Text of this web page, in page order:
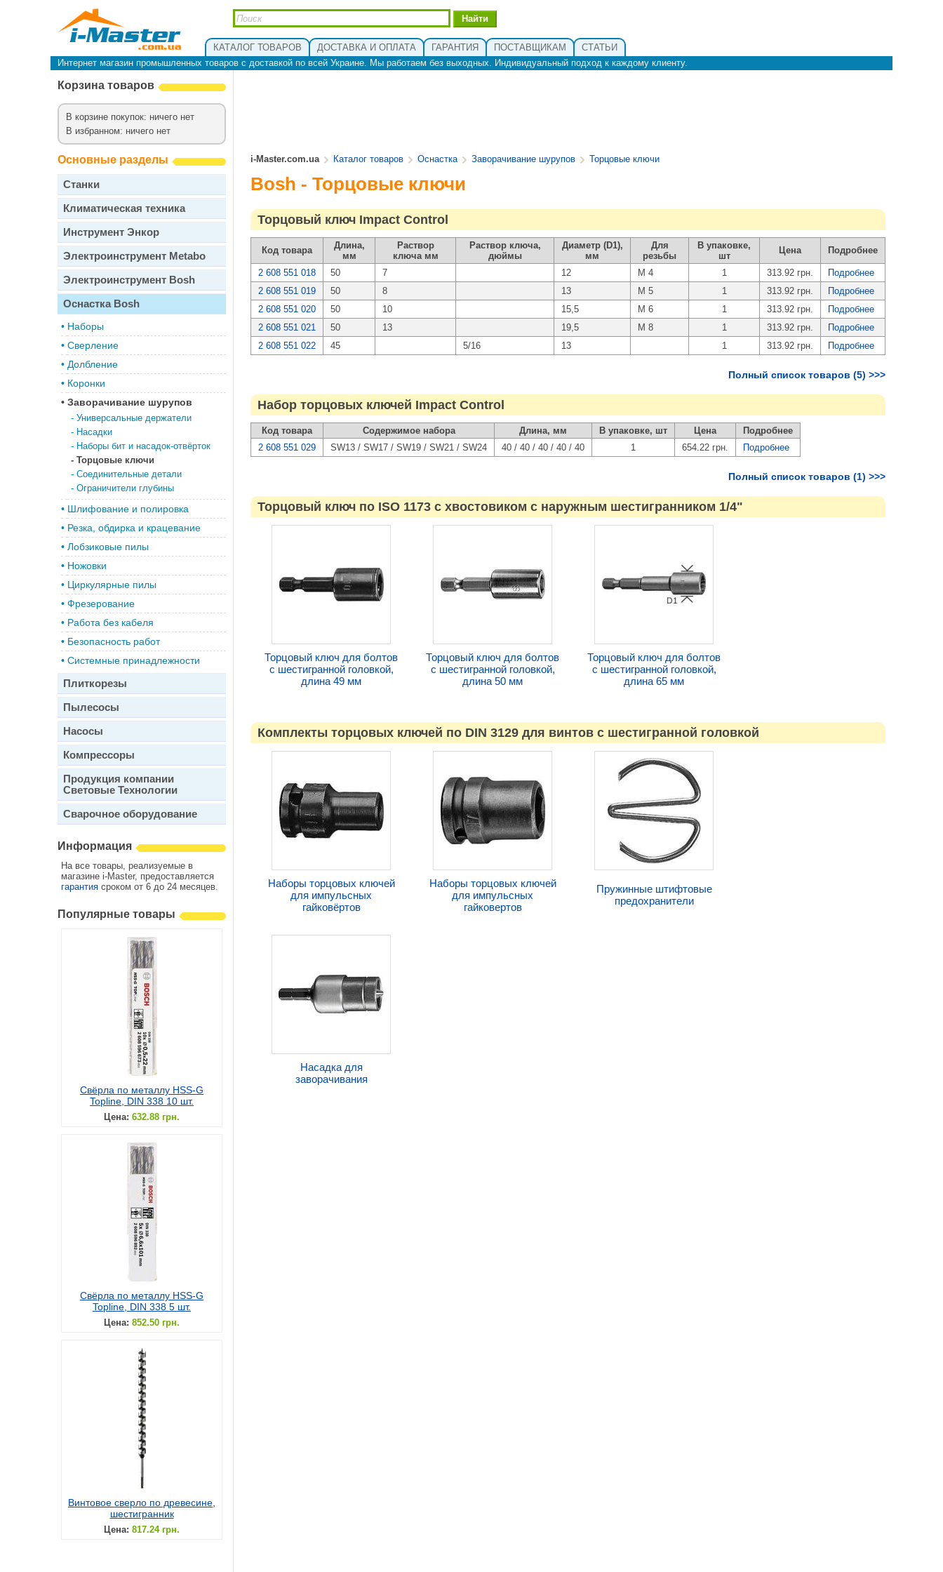
КАТАЛОГ ТОВАРОВ ДОСТАВКА И ОПЛАТА ГАРАНТИЯ ПОСТАВЩИКАМ
СТАТЬИ
Интернет магазин промышленных товаров с доставкой по всей Украине. Мы работаем без выходных. Индивидуальный подход к каждому клиенту.
Корзина товаров
В корзине покупок: ничего нет
В избранном: ничего нет
Основные разделы
Станки
Климатическая техника
Инструмент Энкор
Электроинструмент Metabo
Электроинструмент Bosh
Оснастка Bosh
• Наборы
• Сверление
• Долбление
• Коронки
• Заворачивание шурупов
- Универсальные держатели
- Насадки
- Наборы бит и насадок-отвёрток
- Торцовые ключи
- Соединительные детали
- Ограничители глубины
• Шлифование и полировка
• Резка, обдирка и крацевание
• Лобзиковые пилы
• Ножовки
• Циркулярные пилы
• Фрезерование
• Работа без кабеля
• Безопасность работ
• Системные принадлежности
Плиткорезы
Пылесосы
Насосы
Компрессоры
Продукция компании
Световые Технологии
Сварочное оборудование
Информация
На все товары, реализуемые в
магазине i-Master, предоставляется
гарантия сроком от 6 до 24 месяцев.
Популярные товары
Свёрла по металлу HSS-G
Topline, DIN 338 10 шт.
Цена: 632.88 грн.
Свёрла по металлу HSS-G
Topline, DIN 338 5 шт.
Цена: 852.50 грн.
Винтовое сверло по древесине,
шестигранник
Цена: 817.24 грн.
i-Master.com.ua Каталог товаров Оснастка Заворачивание шурупов Торцовые ключи
Bosh - Торцовые ключи
Торцовый ключ Impact Control
Код товара
Длина,
мм
Раствор
ключа мм
Раствор ключа,
дюймы
Диаметр (D1),
мм
Для
резьбы
В упаковке,
шт
Цена Подробнее
2 608 551 018 50 7 12 M 4 1 313.92 грн.
Подробнее
2 608 551 019
50 8 13 M 5 1 313.92 грн.
Подробнее
2 608 551 020
50 10 15,5 M 6 1 313.92 грн.
Подробнее
2 608 551 021
50 13 19,5 M 8 1 313.92 грн.
Подробнее
2 608 551 022
45 5/16 13 1 313.92 грн. Подробнее
Полный список товаров (5) >>>
Набор торцовых ключей Impact Control
Код товара Содержимое набора Длина, мм В упаковке, шт Цена
Подробнее
2 608 551 029
SW13 / SW17 / SW19 / SW21 / SW24 40 / 40 / 40 / 40 / 40 1 654.22 грн. Подробнее
Полный список товаров (1) >>>
Торцовый ключ по ISO 1173 с хвостовиком с наружным шестигранником 1/4"
Торцовый ключ для болтов
с шестигранной головкой,
длина 49 мм
Торцовый ключ для болтов
с шестигранной головкой,
длина 50 мм
Торцовый ключ для болтов
с шестигранной головкой,
длина 65 мм
Комплекты торцовых ключей по DIN 3129 для винтов с шестигранной головкой
Наборы торцовых ключей
для импульсных
гайковёртов
Наборы торцовых ключей
для импульсных
гайковертов
Пружинные штифтовые
предохранители
Насадка для
заворачивания